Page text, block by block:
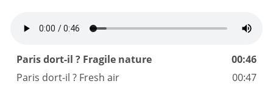
Paris dort-il ? Fragile nature
00:46
Paris dort-il ? Fresh air
00:47